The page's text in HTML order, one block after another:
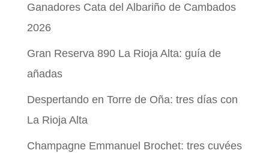
Ganadores Cata del Albariño de Cambados
2026
Gran Reserva 890 La Rioja Alta: guía de
añadas
Despertando en Torre de Oña: tres días con
La Rioja Alta
Champagne Emmanuel Brochet: tres cuvées